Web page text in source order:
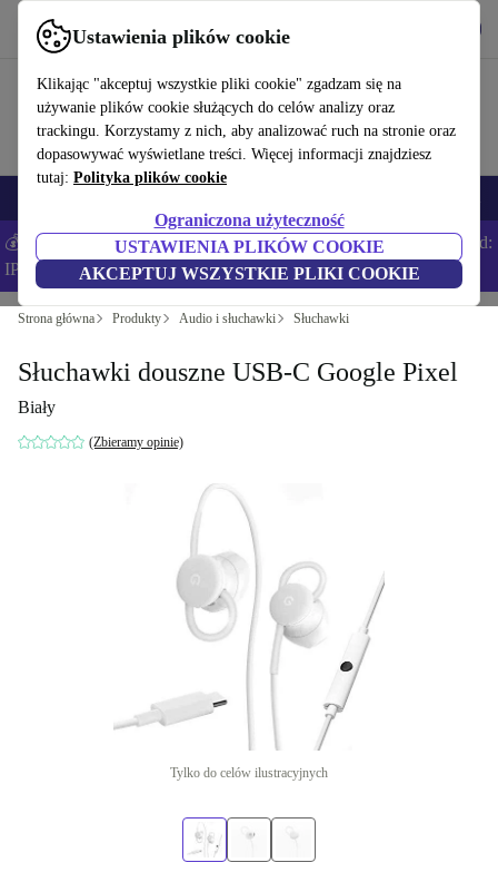
Ustawienia plików cookie
Klikając "akceptuj wszystkie pliki cookie" zgadzam się na
używanie plików cookie służących do celów analizy oraz
trackingu. Korzystamy z nich, aby analizować ruch na stronie oraz
dopasowywać wyświetlane treści. Więcej informacji znajdziesz
tutaj: Polityka plików cookie
Ograniczona użyteczność
USTAWIENIA PLIKÓW COOKIE
AKCEPTUJ WSZYSTKIE PLIKI COOKIE
Korzystaj z refurbed szybko i łatwo
💰Zaoszczędź DODATKOWE 5% na wszystkich iPhone’ach – Kod:
IPHONEDEAL –Regulamin
Strona główna Produkty Audio i słuchawki Słuchawki
Słuchawki douszne USB-C Google Pixel
Biały
(Zbieramy opinie)
Tylko do celów ilustracyjnych